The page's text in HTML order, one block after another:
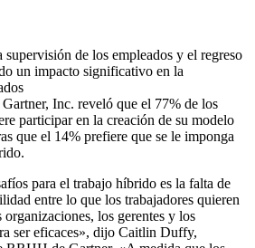
de los empleados y el regreso
un impacto significativo en la
Inc. reveló que el 77% de los
participar en la creación de su modelo
que el 14% prefiere que se le imponga
para el trabajo híbrido es la falta de
entre lo que los trabajadores quieren
los gerentes y los
ser eficaces», dijo Caitlin Duffy,